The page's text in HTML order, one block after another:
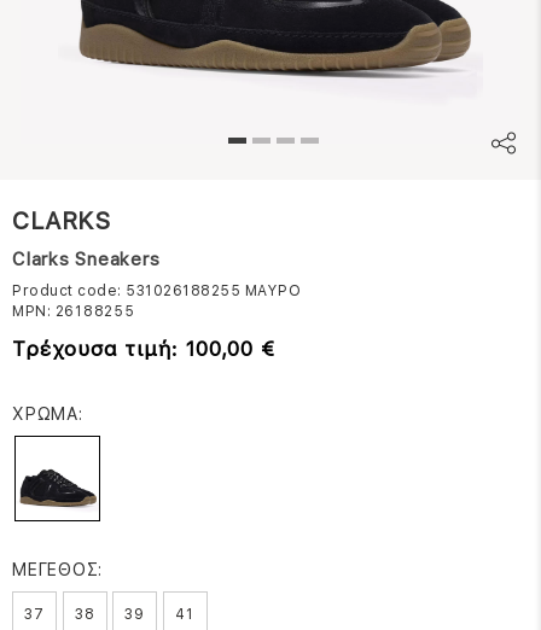
CLARKS
Clarks Sneakers
Product code: 531026188255 ΜΑΥΡΟ
MPN: 26188255
Τρέχουσα τιμή: 100,00 €
ΧΡΩΜΑ:
ΜΕΓΕΘΟΣ:
37 38 39 41